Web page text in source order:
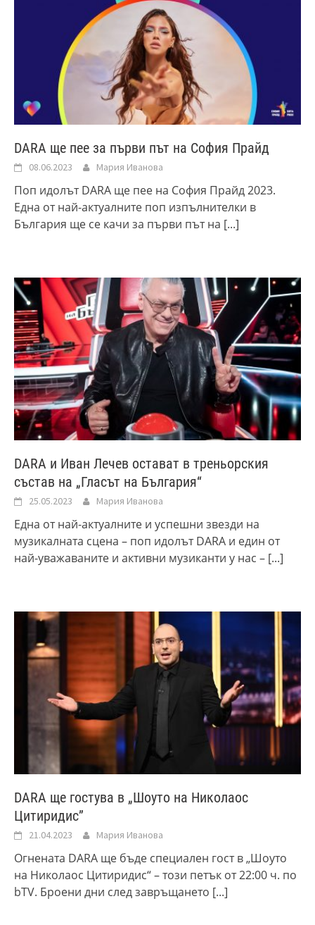
DARA ще пее за първи път на София Прайд
08.06.2023 Мария Иванова
Поп идолът DARA ще пее на София Прайд 2023.
Една от най-актуалните поп изпълнителки в
България ще се качи за първи път на [...]
DARA и Иван Лечев остават в треньорския
състав на „Гласът на България“
25.05.2023 Мария Иванова
Една от най-актуалните и успешни звезди на
музикалната сцена – поп идолът DARA и един от
най-уважаваните и активни музиканти у нас – [...]
DARA ще гостува в „Шоуто на Николаос
Цитиридис”
21.04.2023 Мария Иванова
Огнената DARA ще бъде специален гост в „Шоуто
на Николаос Цитиридис“ – този петък от 22:00 ч. по
bTV. Броени дни след завръщането [...]